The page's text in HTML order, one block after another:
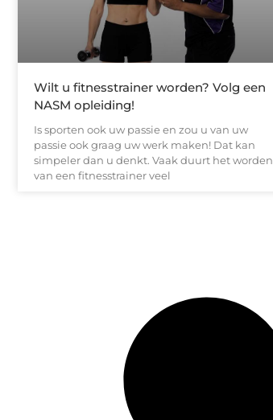
Wilt u fitnesstrainer worden? Volg een
NASM opleiding!
Is sporten ook uw passie en zou u van uw
passie ook graag uw werk maken! Dat kan
simpeler dan u denkt. Vaak duurt het worden
van een fitnesstrainer veel